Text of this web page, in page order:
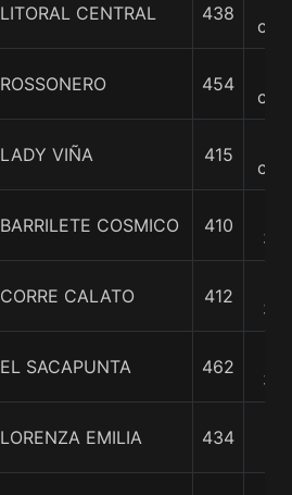
LITORAL CENTRAL 438
ROSSONERO 454
LADY VIÑA 415
BARRILETE COSMICO 410
3/4
CORRE CALATO 412
3/4
EL SACAPUNTA 462
3/4
LORENZA EMILIA 434